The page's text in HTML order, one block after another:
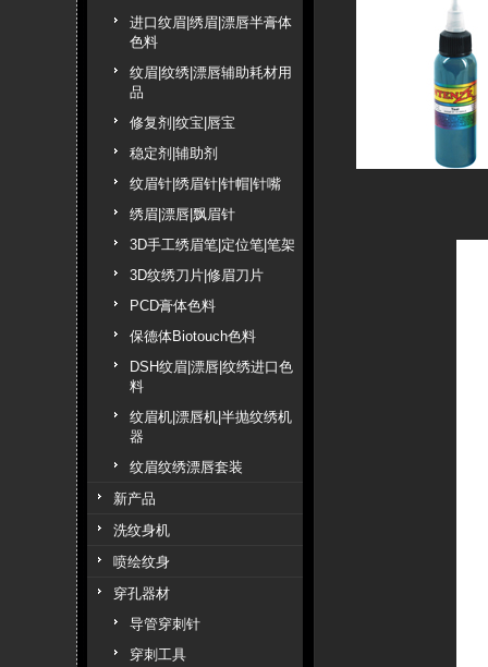
进口纹眉|绣眉|漂唇半膏体
色料
纹眉|纹绣|漂唇辅助耗材用
品
修复剂|纹宝|唇宝
稳定剂|辅助剂
纹眉针|绣眉针|针帽|针嘴
绣眉|漂唇|飘眉针
3D手工绣眉笔|定位笔|笔架
3D纹绣刀片|修眉刀片
PCD膏体色料
保德体Biotouch色料
DSH纹眉|漂唇|纹绣进口色
料
纹眉机|漂唇机|半抛纹绣机
器
纹眉纹绣漂唇套装
新产品
洗纹身机
喷绘纹身
穿孔器材
导管穿刺针
穿刺工具